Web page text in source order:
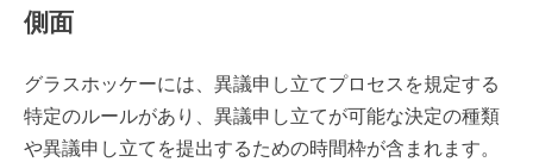
側面
グラスホッケーには、異議申し立てプロセスを規定する
特定のルールがあり、異議申し立てが可能な決定の種類
や異議申し立てを提出するための時間枠が含まれます。